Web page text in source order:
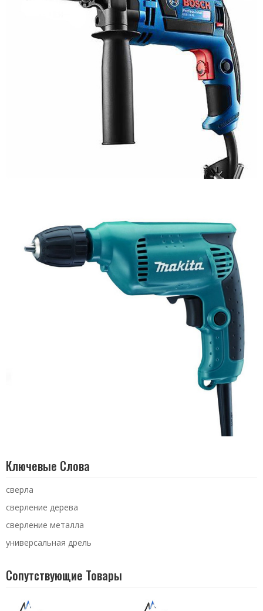
Ключевые Слова
сверла
сверление дерева
сверление металла
универсальная дрель
Сопутствующие Товары